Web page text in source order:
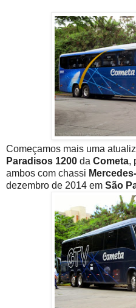
Começamos mais uma
Paradisos 1200 da Cometa,
ambos com chassi
dezembro de 2014 em São